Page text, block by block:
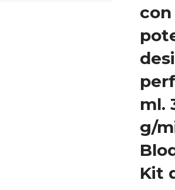
ml.
g/
Kit